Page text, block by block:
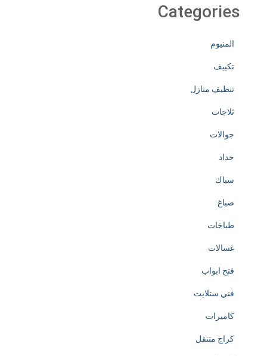
Categories
المنيوم
تكييف
تنظيف منازل
ثلاجات
جوالات
حداد
سباك
صباغ
طباخات
غسالات
فتح ابواب
فني ستلايت
كاميرات
كراج متنقل